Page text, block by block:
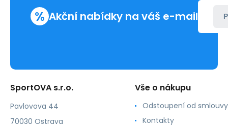
% Akční nabídky na váš e-mail
SportOVA s.r.o.
Pavlovova 44
70030 Ostrava
Vše o nákupu
Odstoupení od smlouvy
Kontakty